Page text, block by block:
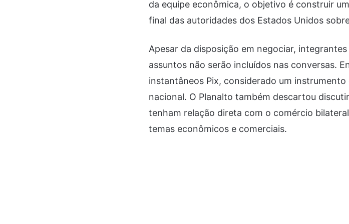
da equipe econômica, o objetivo é construir
final das autoridades dos Estados Unidos
Apesar da disposição em negociar,
assuntos não serão incluídos nas conversas.
instantâneos Pix, considerado um
nacional. O Planalto também descartou
tenham relação direta com o comércio
temas econômicos e comerciais.